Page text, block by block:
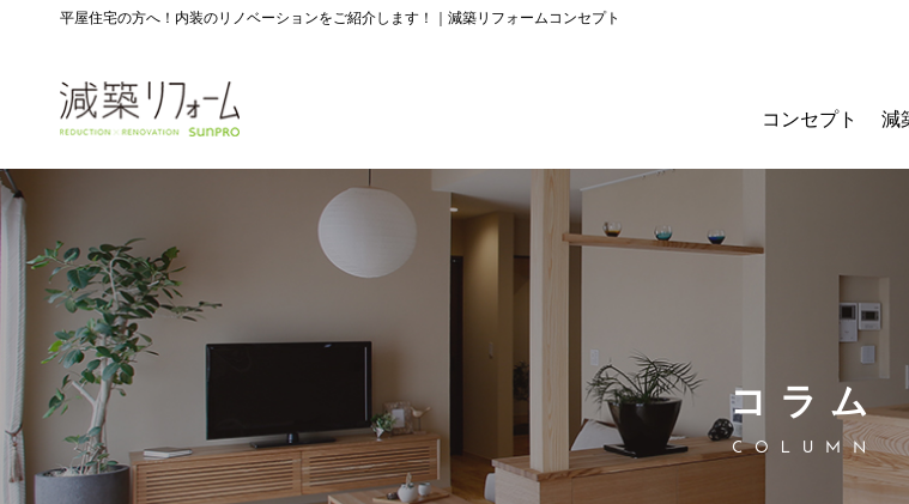
平屋住宅の方へ！内装のリノベーションをご紹介します！｜減築リフォームコンセプト
コンセプト 減
コラム
COLUMN